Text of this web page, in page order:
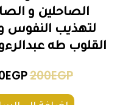
الصاحلين و
لتهذيب النفوس
القلوب طه
200EGP
EGP